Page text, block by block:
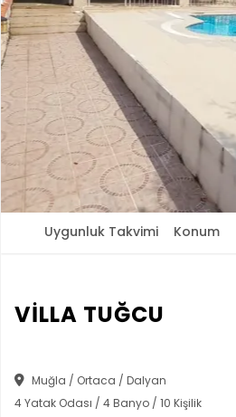
Uygunluk Takvimi Konum
VİLLA TUĞCU
Muğla / Ortaca / Dalyan
4 Yatak Odası / 4 Banyo / 10 Kişilik